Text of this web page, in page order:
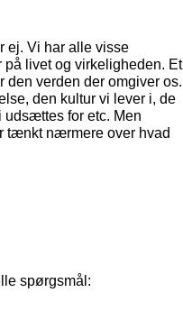
ej. Vi har alle visse
livet og virkeligheden. Et
verden der omgiver os.
den kultur vi lever i, de
udsættes for etc. Men
tænkt nærmere over hvad
spørgsmål: